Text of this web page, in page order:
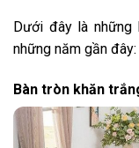
Dưới đây là những
những năm gần đây:
Bàn tròn khăn